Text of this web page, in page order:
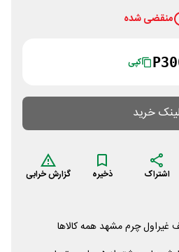
منقضی شده
کپی
لینک خرید
اشتراک ذخیره گزارش خرابی